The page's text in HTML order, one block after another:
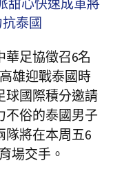
華足協徵召6名
雄迎戰泰國時
球國際積分邀請
不俗的泰國男子
隊將在本周五6
場交手。